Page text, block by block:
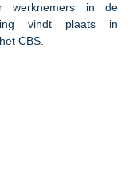
werknemers in de
vindt plaats in
CBS.